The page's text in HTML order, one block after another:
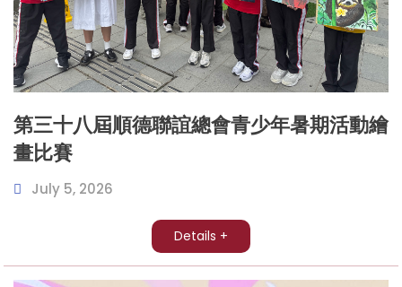
第三十八屆順德聯誼總會青少年暑期活動繪
畫比賽
July 5, 2026
Details +